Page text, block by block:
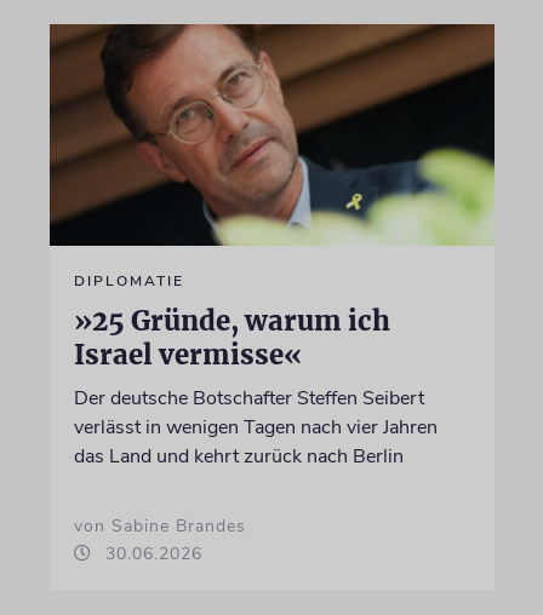
DIPLOMATIE
»25 Gründe, warum ich
Israel vermisse«
Der deutsche Botschafter Steffen Seibert
verlässt in wenigen Tagen nach vier Jahren
das Land und kehrt zurück nach Berlin
von Sabine Brandes
30.06.2026